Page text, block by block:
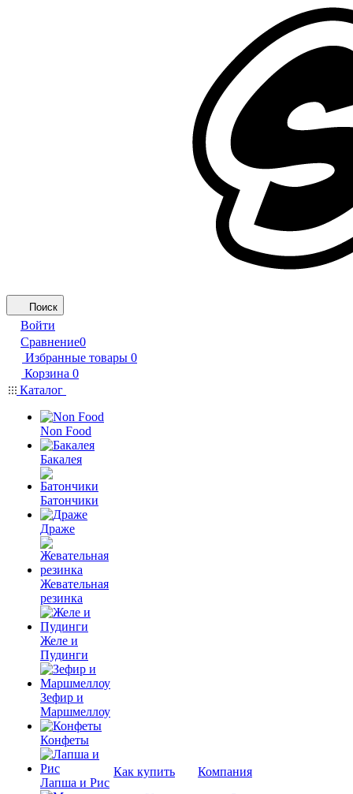
Поиск
Войти
Сравнение0
Избранные товары 0
Корзина 0
Каталог
Non Food
Бакалея
Батончики
Драже
Жевательная
резинка
Желе и
Пудинги
Зефир и
Маршмеллоу
Конфеты
Лапша и Рис
Как купить
Компания